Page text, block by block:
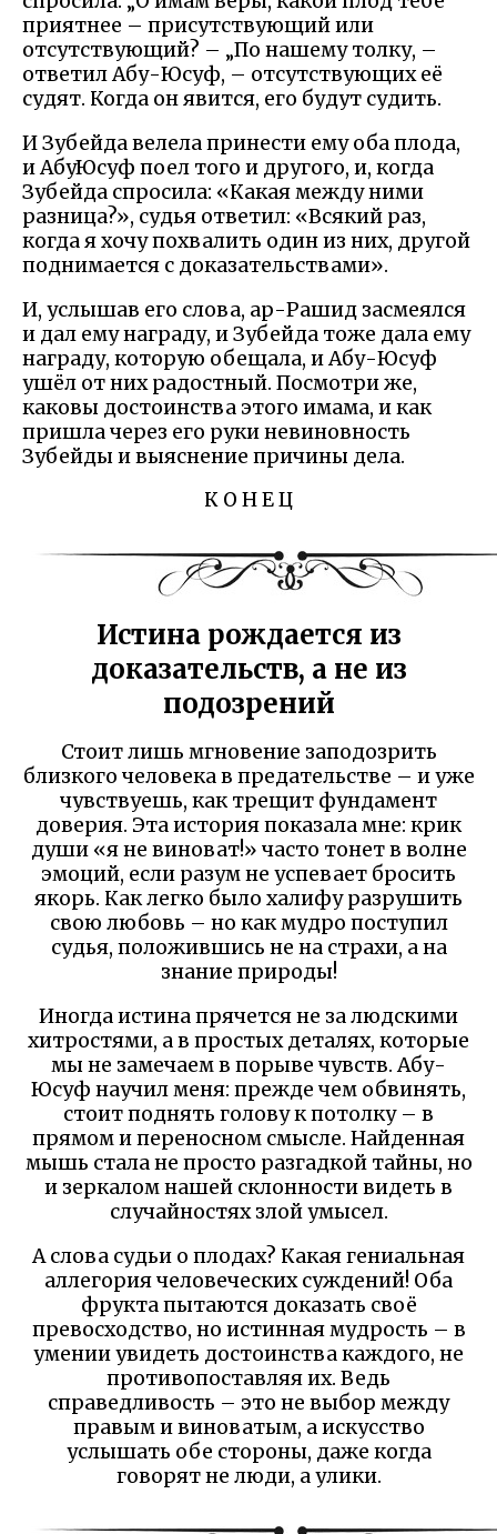
приятнее – присутствующий или
отсутствующий? – „По нашему толку, –
ответил Абу-Юсуф, – отсутствующих её
судят. Когда он явится, его будут судить.
И Зубейда велела принести ему оба плода,
и АбуЮсуф поел того и другого, и, когда
Зубейда спросила: «Какая между ними
разница?», судья ответил: «Всякий раз,
когда я хочу похвалить один из них, другой
поднимается с доказательствами».
И, услышав его слова, ар-Рашид засмеялся
и дал ему награду, и Зубейда тоже дала ему
награду, которую обещала, и Абу-Юсуф
ушёл от них радостный. Посмотри же,
каковы достоинства этого имама, и как
пришла через его руки невиновность
Зубейды и выяснение причины дела.
К О Н Е Ц
Истина рождается из
доказательств, а не из
подозрений
Стоит лишь мгновение заподозрить
близкого человека в предательстве – и уже
чувствуешь, как трещит фундамент
доверия. Эта история показала мне: крик
души «я не виноват!» часто тонет в волне
эмоций, если разум не успевает бросить
якорь. Как легко было халифу разрушить
свою любовь – но как мудро поступил
судья, положившись не на страхи, а на
знание природы!
Иногда истина прячется не за людскими
хитростями, а в простых деталях, которые
мы не замечаем в порыве чувств. Абу-
Юсуф научил меня: прежде чем обвинять,
стоит поднять голову к потолку – в
прямом и переносном смысле. Найденная
мышь стала не просто разгадкой тайны, но
и зеркалом нашей склонности видеть в
случайностях злой умысел.
А слова судьи о плодах? Какая гениальная
аллегория человеческих суждений! Оба
фрукта пытаются доказать своё
превосходство, но истинная мудрость – в
умении увидеть достоинства каждого, не
противопоставляя их. Ведь
справедливость – это не выбор между
правым и виноватым, а искусство
услышать обе стороны, даже когда
говорят не люди, а улики.